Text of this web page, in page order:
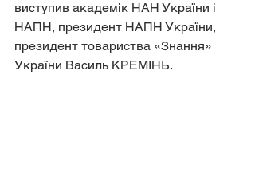
виступив академік НАН України і
НАПН, президент НАПН України,
президент товариства «Знання»
України Василь КРЕМІНЬ.